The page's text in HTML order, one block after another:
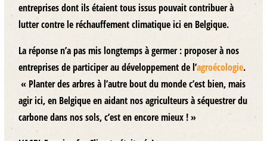
entreprises dont ils étaient tous issus pouvait contribuer à
lutter contre le réchauffement climatique ici en Belgique.
La réponse n’a pas mis longtemps à germer : proposer à nos
entreprises de participer au développement de l’agroécologie.
« Planter des arbres à l’autre bout du monde c’est bien, mais
agir ici, en Belgique en aidant nos agriculteurs à séquestrer du
carbone dans nos sols, c’est en encore mieux !»